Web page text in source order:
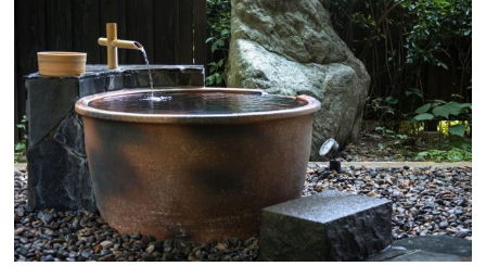
貸切風呂 「洗心の湯」「雛の湯」
有料 50分 1,650円 ※当日フロント予約・先着順